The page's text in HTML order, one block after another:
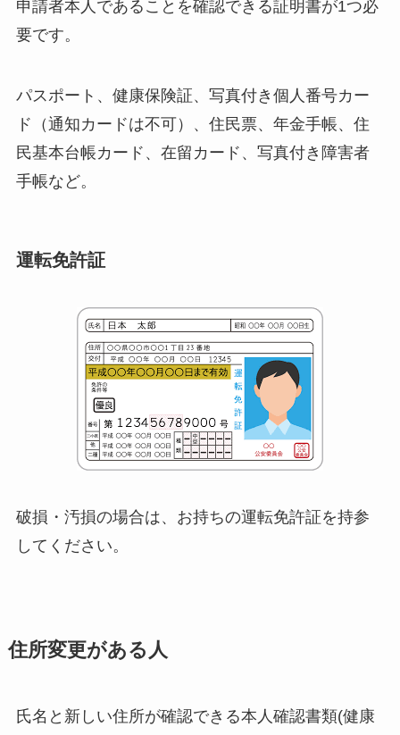
申請者本人であることを確認できる証明書が1つ必
要です。
パスポート、健康保険証、写真付き個人番号カー
ド（通知カードは不可）、住民票、年金手帳、住
民基本台帳カード、在留カード、写真付き障害者
手帳など。
運転免許証
破損・汚損の場合は、お持ちの運転免許証を持参
してください。
住所変更がある人
氏名と新しい住所が確認できる本人確認書類(健康